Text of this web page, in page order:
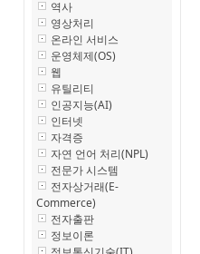
역사
영상처리
온라인 서비스
운영체제(OS)
웹
유틸리티
인공지능(AI)
인터넷
자격증
자연 언어 처리(NPL)
전문가 시스템
전자상거래(E-
Commerce)
전자출판
정보이론